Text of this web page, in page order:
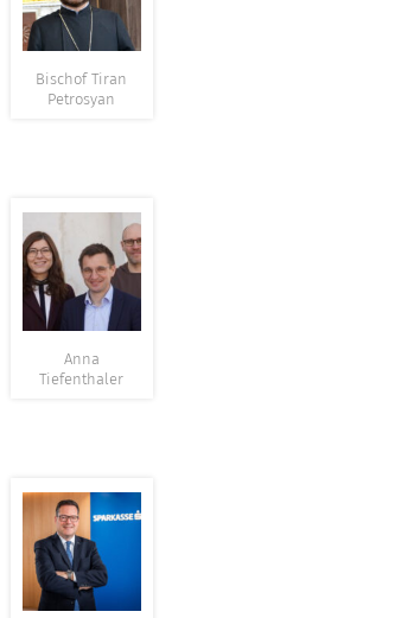
Bischof Tiran
Petrosyan
Anna
Tiefenthaler